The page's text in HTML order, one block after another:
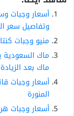
وتفاصيل سعر
منيو وجبات كنتاكي
ماك بعد الزيادة
أسعار وجبات
المنورة
أسعار وجبات